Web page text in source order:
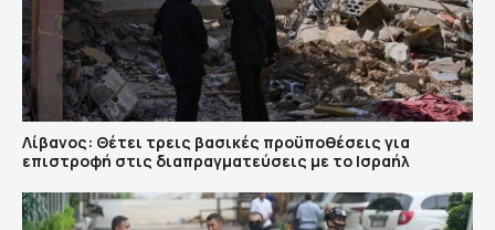
Λίβανος: Θέτει τρεις βασικές προϋποθέσεις για
επιστροφή στις διαπραγματεύσεις με το Ισραήλ